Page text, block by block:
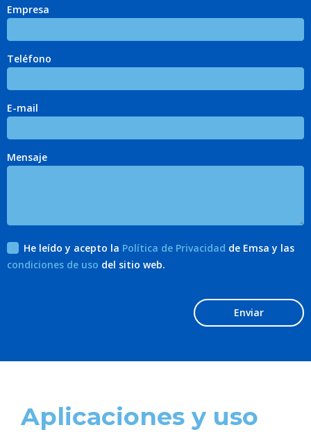
Empresa
Teléfono
E-mail
Mensaje
He leído y acepto la Política de Privacidad de Emsa y las
condiciones de uso del sitio web.
Enviar
Aplicaciones y uso